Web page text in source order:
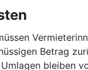
Betrag
bleiben